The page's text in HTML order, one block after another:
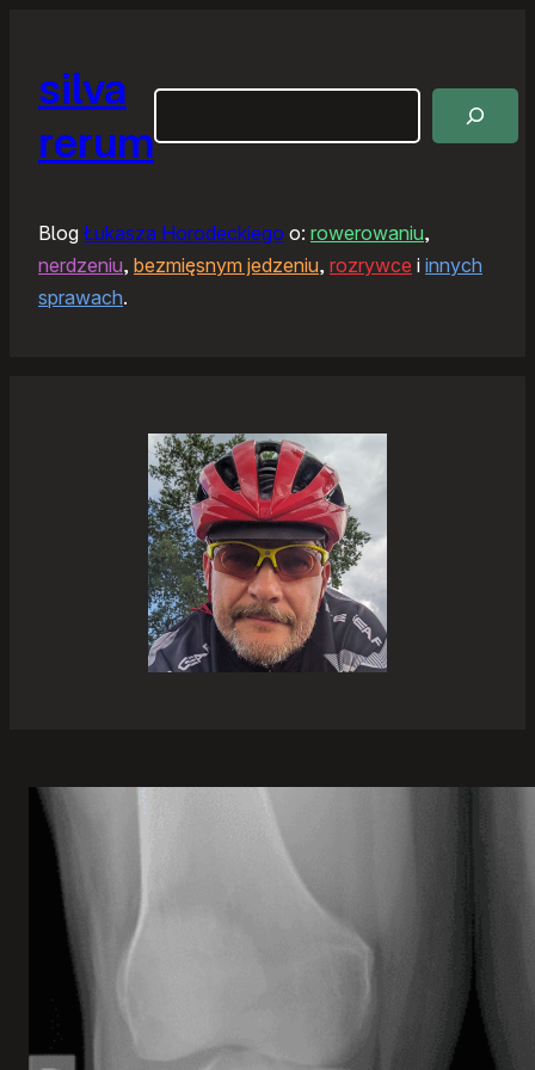
silva
rerum
Blog Łukasza Horodeckiego o: rowerowaniu,
nerdzeniu, bezmięsnym jedzeniu, rozrywce i innych
sprawach.